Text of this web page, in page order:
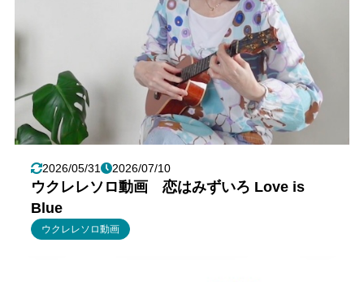
2026/05/31 2026/07/10
ウクレレソロ動画 恋はみずいろ Love is
Blue
ウクレレソロ動画